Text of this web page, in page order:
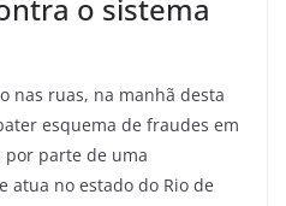
o sistema
nas ruas, na manhã desta
esquema de fraudes em
por parte de uma
atua no estado do Rio de